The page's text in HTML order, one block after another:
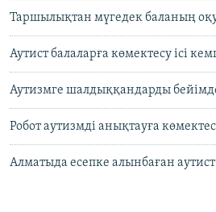
Таршылықтан мүгедек баланың
Аутист балаларға көмектесу ісі
Аутизмге шалдыққандарды
Робот аутизмді анықтауға
Алматыда есепке алынбаған